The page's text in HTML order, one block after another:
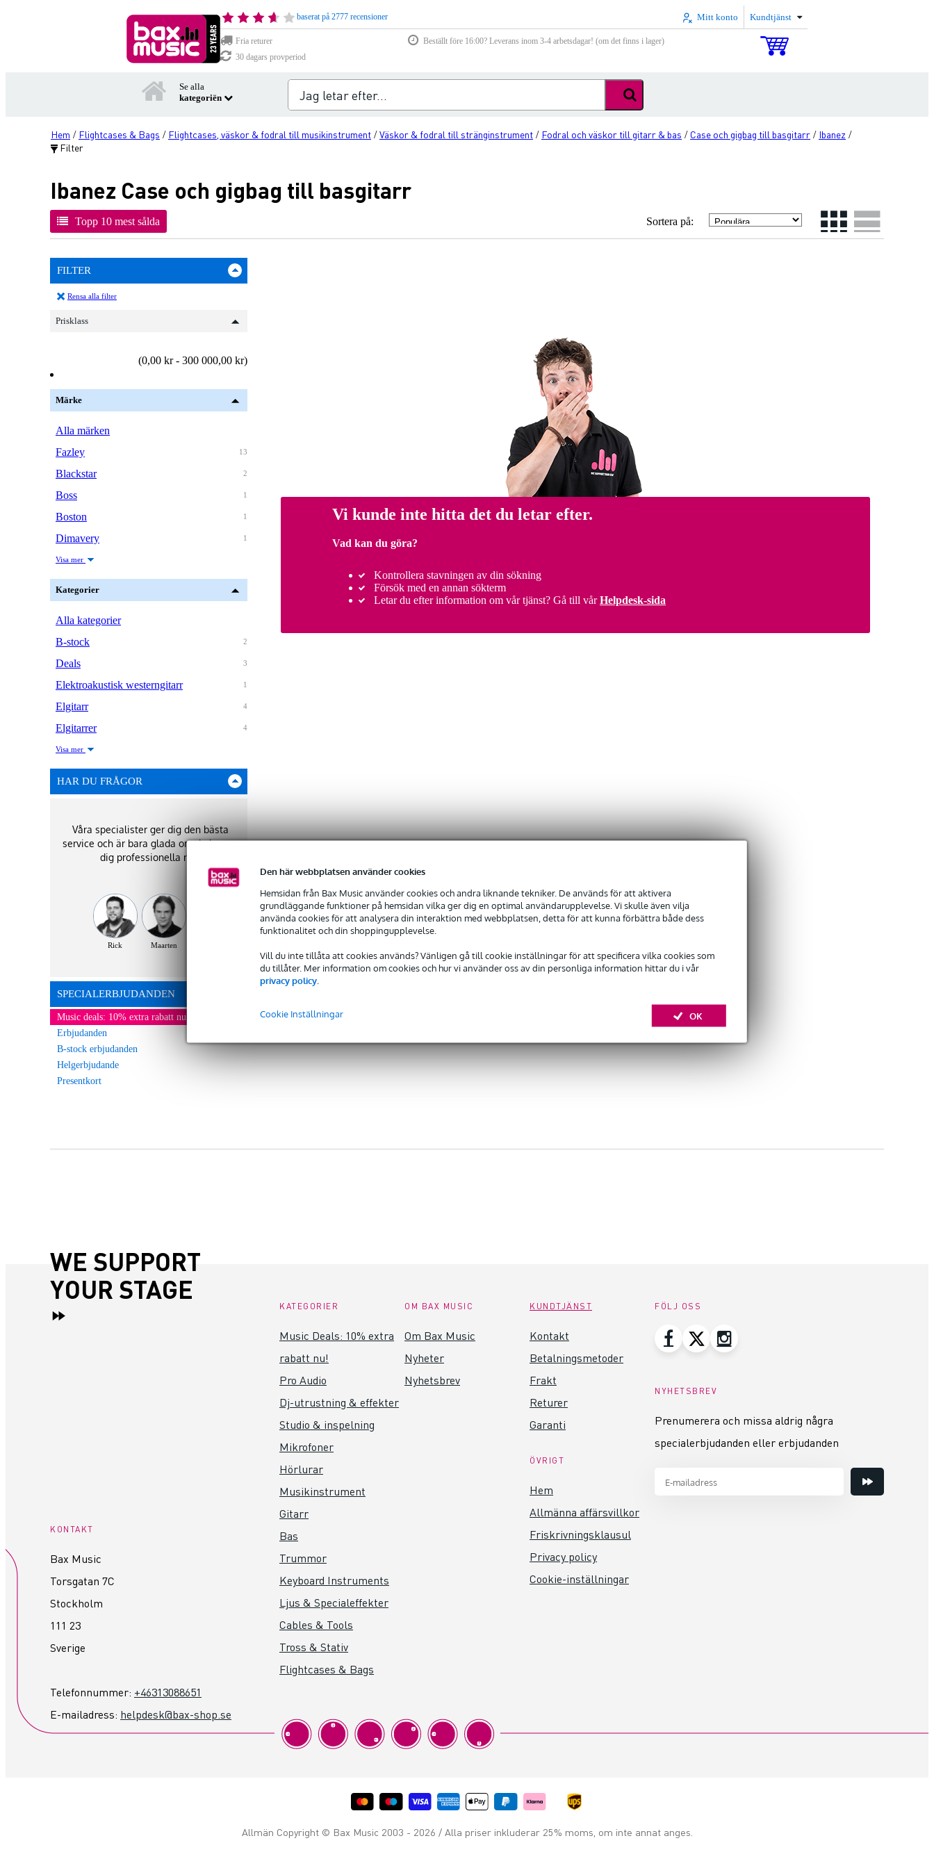
Den här webbplatsen använder cookies
Hemsidan från Bax Music använder cookies och andra liknande tekniker. De används för att aktivera
grundläggande funktioner på hemsidan vilka ger dig en optimal användarupplevelse. Vi skulle även vilja
använda cookies för att analysera din interaktion med webbplatsen, detta för att kunna förbättra både dess
funktionalitet och din shoppingupplevelse.
Vill du inte tillåta att cookies används? Vänligen gå till cookie inställningar för att specificera vilka cookies som
du tillåter. Mer information om cookies och hur vi använder oss av din personliga information hittar du i vår
privacy policy.
OK
Cookie Inställningar
baserat på 2777 recensioner Mitt konto Kundtjänst
Fria returer
Beställt före 16:00? Leverans inom 3-4 arbetsdagar! (om det finns i lager)
30 dagars provperiod
Se alla
kategoriën
Hem / Flightcases & Bags / Flightcases, väskor & fodral till musikinstrument /Väskor & fodral till stränginstrument / Fodral och väskor till gitarr & bas / Case och gigbag till basgitarr / Ibanez /
Filter
Ibanez Case och gigbag till basgitarr
Topp 10 mest sålda Sortera på:
FILTER
Rensa alla filter
Prisklass
(0,00 kr - 300 000,00 kr)
Märke
Alla märken
13
Fazley
2
Blackstar
1
Boss
1
Boston
1
Dimavery
Visa mer
Kategorier
Alla kategorier
2
B-stock
3
Deals
1
Elektroakustisk westerngitarr
4
Elgitarr
4
Elgitarrer
Visa mer
HAR DU FRÅGOR
Våra specialister ger dig den bästa
service och är bara glada om de kan ge
dig professionella råd!
Rick Maarten
SPECIALERBJUDANDEN
Music deals: 10% extra rabatt nu!
Erbjudanden
B-stock erbjudanden
Helgerbjudande
Presentkort
Vi kunde inte hitta det du letar efter.
Vad kan du göra?
Kontrollera stavningen av din sökning
Försök med en annan sökterm
Letar du efter information om vår tjänst? Gå till vårHelpdesk-sida
WE SUPPORT
YOUR STAGE
KONTAKT
Bax Music
Torsgatan 7C
Stockholm
111 23
Sverige
Telefonnummer: +46313088651
E-mailadress: helpdesk@bax-shop.se
KATEGORIER
Music Deals: 10% extra
rabatt nu!
Pro Audio
Dj-utrustning & effekter
Studio & inspelning
Mikrofoner
Hörlurar
Musikinstrument
Gitarr
Bas
Trummor
Keyboard Instruments
Ljus & Specialeffekter
Cables & Tools
Tross & Stativ
Flightcases & Bags
OM BAX MUSIC
Om Bax Music
Nyheter
Nyhetsbrev
KUNDTJÄNST
Kontakt
Betalningsmetoder
Frakt
Returer
Garanti
ÖVRIGT
Hem
Allmänna affärsvillkor
Friskrivningsklausul
Privacy policy
Cookie-inställningar
FÖLJ OSS
NYHETSBREV
Prenumerera och missa aldrig några
specialerbjudanden eller erbjudanden
Allmän Copyright © Bax Music 2003 - 2026 / Alla priser inkluderar 25% moms, om inte annat anges.